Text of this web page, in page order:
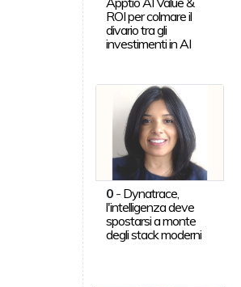
ROI per colmare il
divario tra gli
investimenti in AI
0- Dynatrace,
l'intelligenza deve
spostarsi a monte
degli stack moderni